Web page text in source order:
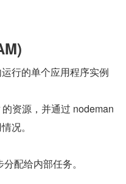
行的单个应用程序实例
资源，并通过 nodeman
况。
配给内部任务。